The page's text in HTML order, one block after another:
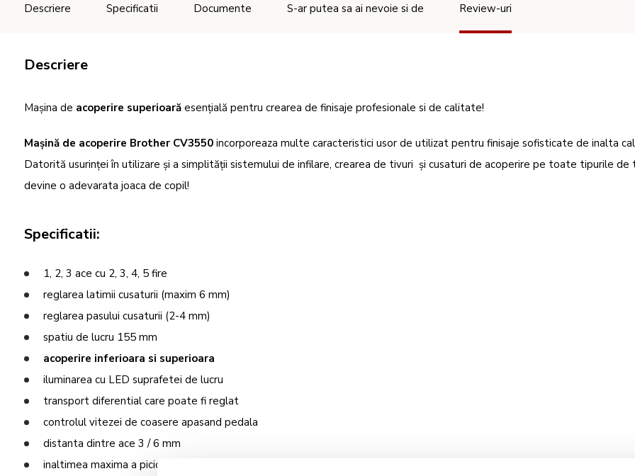
Descriere Specificatii Documente S-ar putea sa ai nevoie si de Review-uri
Descriere
Mașina de acoperire superioară esențială pentru crearea de finisaje profesionale si de calitate!
Mașină de acoperire Brother CV3550 incorporeaza multe caracteristici usor de utilizat pentru finisaje sofisticate de inalta
Datorită usurinței în utilizare și a simplității sistemului de infilare, crearea de tivuri și cusaturi de acoperire pe toate tipurile de
devine o adevarata joaca de copil!
Specificatii:
1, 2, 3 ace cu 2, 3, 4, 5 fire
reglarea latimii cusaturii (maxim 6 mm)
reglarea pasului cusaturii (2-4 mm)
spatiu de lucru 155 mm
acoperire inferioara si superioara
iluminarea cu LED suprafetei de lucru
transport diferential care poate fi reglat
controlul vitezei de coasere apasand pedala
distanta dintre ace 3 / 6 mm
inaltimea maxima a piciorusului presor 6 mm